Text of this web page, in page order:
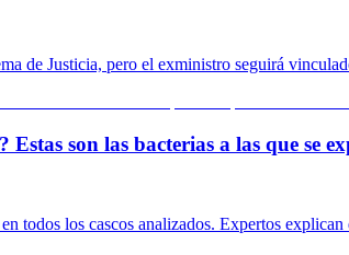
de Justicia, pero el exministro seguirá
son las bacterias a las que se
todos los cascos analizados. Expertos